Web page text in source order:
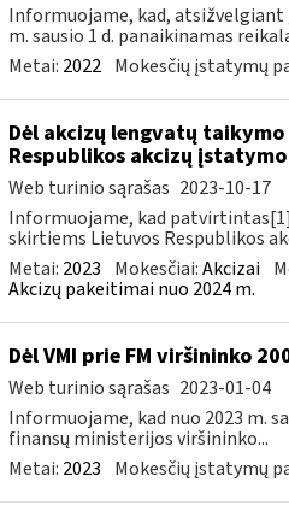
Informuojame, kad, atsižvelgiant
m. sausio 1 d. panaikinamas
Metai: 2022 Mokesčių įstatymų
Dėl akcizų lengvatų
Respublikos akcizų
Web turinio sąrašas 2023-10-17
Informuojame, kad
skirtiems Lietuvos Respublikos
Metai: 2023 Mokesčiai:Akcizai
Akcizų pakeitimai nuo 2024 m.
Dėl VMI prie FM viršininko
Web turinio sąrašas 2023-01-04
Informuojame, kad nuo 2023 m.
finansų ministerijos viršininko...
Metai: 2023 Mokesčių įstatymų